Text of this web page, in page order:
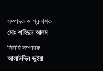
সম্পাদক ও প্রকাশক
মোঃ শাহিদুন আলম
নির্বাহি সম্পাদক
আলাউদ্দিন ভুইয়া